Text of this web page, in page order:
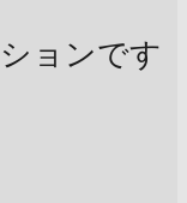
ョンです